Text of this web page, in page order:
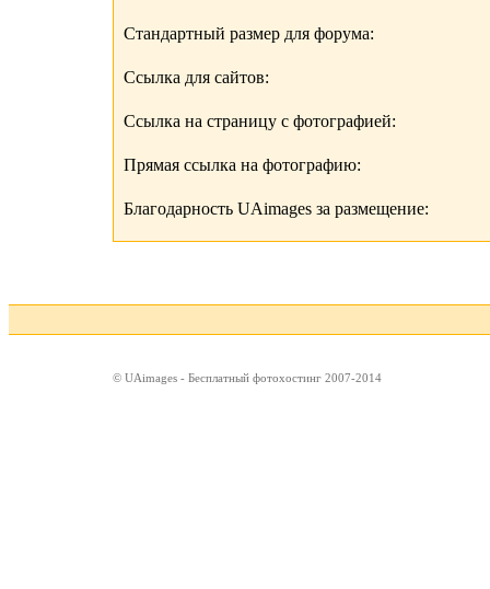
Стандартный размер для форума:
Ссылка для сайтов:
Ссылка на страницу с фотографией:
Прямая ссылка на фотографию:
Благодарность UAimages за размещение:
© UAimages - Бесплатный фотохостинг 2007-2014